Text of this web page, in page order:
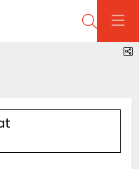
Cerca